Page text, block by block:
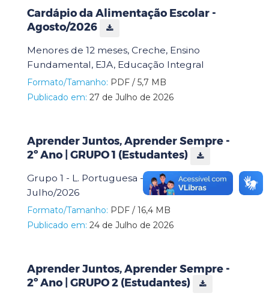
Cardápio da Alimentação Escolar -
Agosto/2026
Menores de 12 meses, Creche, Ensino
Fundamental, EJA, Educação Integral
Formato/Tamanho: PDF / 5,7 MB
Publicado em: 27 de Julho de 2026
Aprender Juntos, Aprender Sempre -
2º Ano | GRUPO 1 (Estudantes)
Grupo 1 - L. Portuguesa - Matemática -
Julho/2026
Formato/Tamanho: PDF / 16,4 MB
Publicado em: 24 de Julho de 2026
Aprender Juntos, Aprender Sempre -
2º Ano | GRUPO 2 (Estudantes)